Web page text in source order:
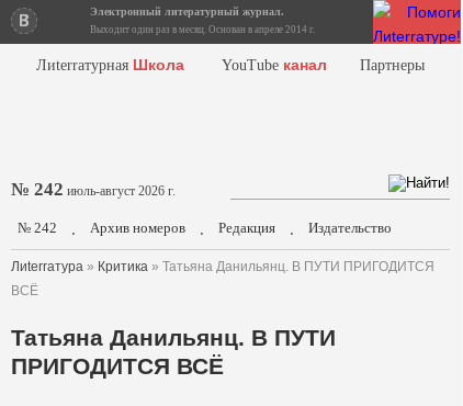
Электронный литературный журнал.
Выходит один раз в месяц. Основан в апреле 2014 г.
Лиterraтурная Школа YouTube канал Партнеры
№ 242 июль-август 2026 г.
№ 242 . Архив номеров . Редакция . Издательство
Лиterraтура » Критика » Татьяна Данильянц. В ПУТИ ПРИГОДИТСЯ
ВСЁ
Татьяна Данильянц. В ПУТИ
ПРИГОДИТСЯ ВСЁ